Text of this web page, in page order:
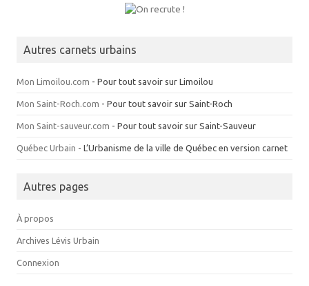
Autres carnets urbains
Mon Limoilou.com - Pour tout savoir sur Limoilou
Mon Saint-Roch.com - Pour tout savoir sur Saint-Roch
Mon Saint-sauveur.com - Pour tout savoir sur Saint-Sauveur
Québec Urbain - L’Urbanisme de la ville de Québec en version carnet
Autres pages
À propos
Archives Lévis Urbain
Connexion